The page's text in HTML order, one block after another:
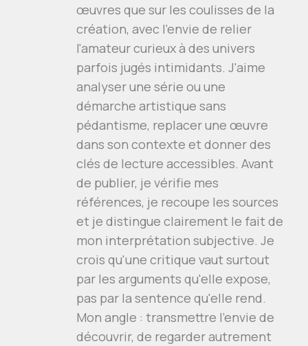
œuvres que sur les coulisses de la
création, avec l'envie de relier
l'amateur curieux à des univers
parfois jugés intimidants. J'aime
analyser une série ou une
démarche artistique sans
pédantisme, replacer une œuvre
dans son contexte et donner des
clés de lecture accessibles. Avant
de publier, je vérifie mes
références, je recoupe les sources
et je distingue clairement le fait de
mon interprétation subjective. Je
crois qu'une critique vaut surtout
par les arguments qu'elle expose,
pas par la sentence qu'elle rend.
Mon angle : transmettre l'envie de
découvrir, de regarder autrement